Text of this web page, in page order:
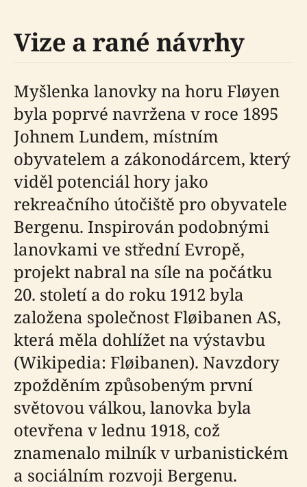
Vize a rané návrhy
Myšlenka lanovky na horu Fløyen
byla poprvé navržena v roce 1895
Johnem Lundem, místním
obyvatelem a zákonodárcem, který
viděl potenciál hory jako
rekreačního útočiště pro obyvatele
Bergenu. Inspirován podobnými
lanovkami ve střední Evropě,
projekt nabral na síle na počátku
20. století a do roku 1912 byla
založena společnost Fløibanen AS,
která měla dohlížet na výstavbu
(Wikipedia: Fløibanen). Navzdory
zpožděním způsobeným první
světovou válkou, lanovka byla
otevřena v lednu 1918, což
znamenalo milník v urbanistickém
a sociálním rozvoji Bergenu.